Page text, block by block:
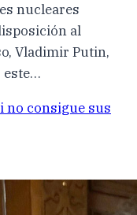
nucleares
al
Vladimir Putin,
este…
no consigue sus